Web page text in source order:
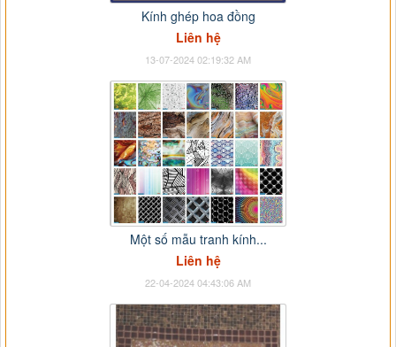
Kính ghép hoa đồng
Liên hệ
13-07-2024 02:19:32 AM
Một số mẫu tranh kính...
Liên hệ
22-04-2024 04:43:06 AM